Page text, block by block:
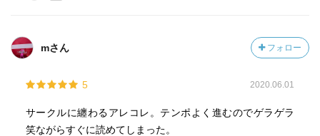
mさん フォロー
5 2020.06.01
サークルに纏わるアレコレ。テンポよく進むのでゲラゲラ
笑ながらすぐに読めてしまった。